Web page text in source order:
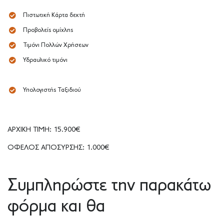
Πιστωτική Κάρτα δεκτή
Προβολείς ομίχλης
Τιμόνι Πολλών Χρήσεων
Υδραυλικό τιμόνι
Υπολογιστής Ταξιδιού
ΑΡΧΙΚΗ ΤΙΜΗ: 15.900€
ΟΦΕΛΟΣ ΑΠΟΣΥΡΣΗΣ: 1.000€
Συμπληρώστε την παρακάτω
φόρμα και θα